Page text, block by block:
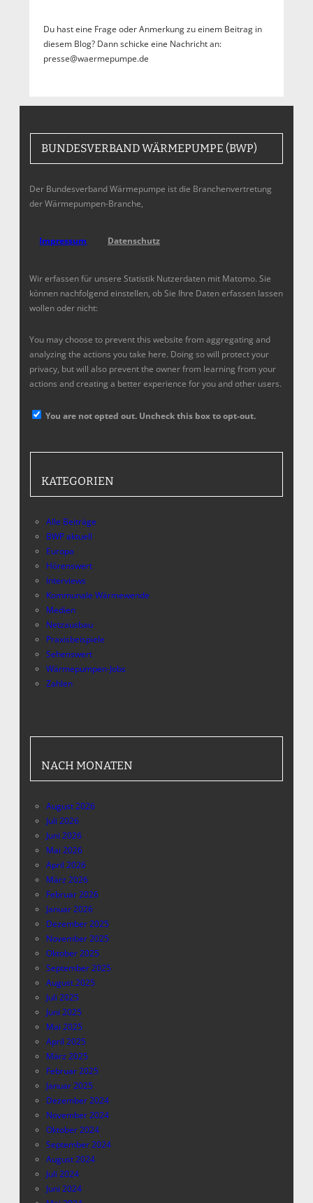
Du hast eine Frage oder Anmerkung zu einem Beitrag in
diesem Blog? Dann schicke eine Nachricht an:
presse@waermepumpe.de
BUNDESVERBAND WÄRMEPUMPE (BWP)
Der Bundesverband Wärmepumpe ist die Branchenvertretung
der Wärmepumpen-Branche,
Impressum Datenschutz
Wir erfassen für unsere Statistik Nutzerdaten mit Matomo. Sie
können nachfolgend einstellen, ob Sie Ihre Daten erfassen lassen
wollen oder nicht:
You may choose to prevent this website from aggregating and
analyzing the actions you take here. Doing so will protect your
privacy, but will also prevent the owner from learning from your
actions and creating a better experience for you and other users.
You are not opted out. Uncheck this box to opt-out.
KATEGORIEN
Alle Beiträge
BWP aktuell
Europa
Hörenswert
Interviews
Kommunale Wärmewende
Medien
Netzausbau
Praxisbeispiele
Sehenswert
Wärmepumpen-Jobs
Zahlen
NACH MONATEN
August 2026
Juli 2026
Juni 2026
Mai 2026
April 2026
März 2026
Februar 2026
Januar 2026
Dezember 2025
November 2025
Oktober 2025
September 2025
August 2025
Juli 2025
Juni 2025
Mai 2025
April 2025
März 2025
Februar 2025
Januar 2025
Dezember 2024
November 2024
Oktober 2024
September 2024
August 2024
Juli 2024
Juni 2024